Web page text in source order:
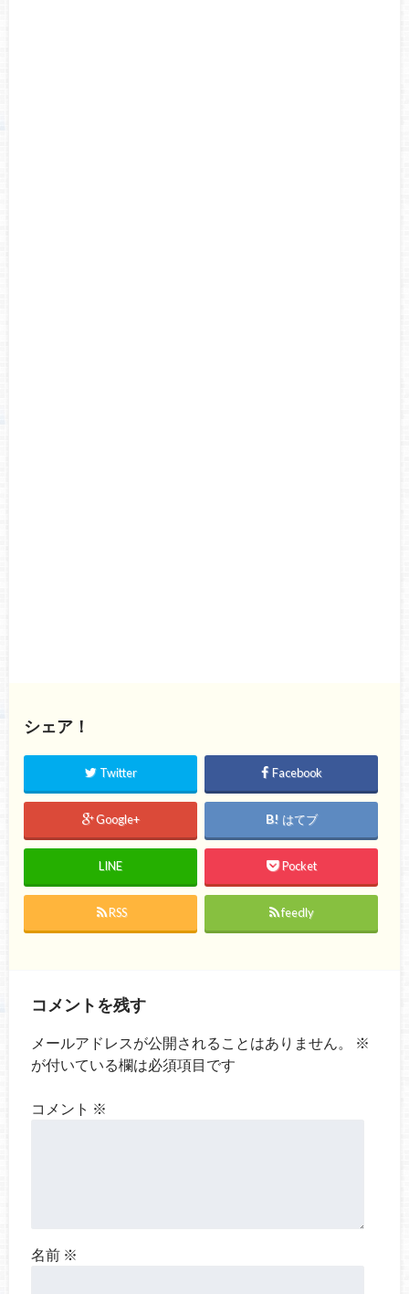
シェア！
Twitter Facebook
Google+ はてブ
LINE Pocket
RSS feedly
コメントを残す
メールアドレスが公開されることはありません。
※
が付いている欄は必須項目です
コメント ※
名前 ※